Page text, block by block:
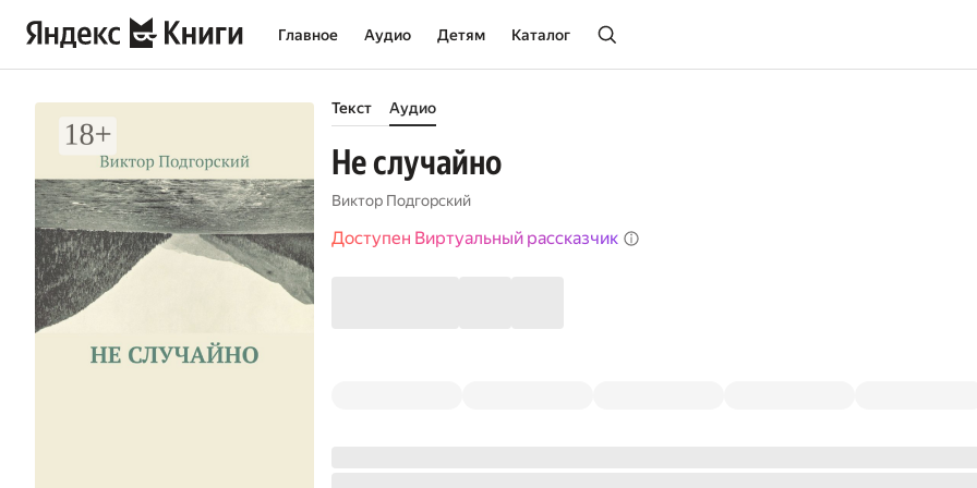
Главное Аудио Детям Каталог
Текст Аудио
Не случайно
Виктор Подгорский
Доступен Виртуальный рассказчик